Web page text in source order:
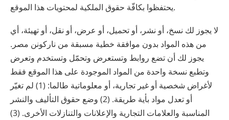
يحتفظوا بكافّة حقوق الملكية لمحتويات هذا الموقع.
لا يجوز لك نسخ، أو نشر، أو تحميل، أو عرض، أو نقل، أو تهيئة، أي
من هذه المواد بدون موافقة خطية مسبقة من ‫ناركونن‬ ‫مصر‬.
يجوز لك أن تضع روابط وتستعرض وتحمّل وتستخدم وتعرض
وتطبع نسخة واحدة من المواد الموجودة على هذا الموقع فقط
لأغراض شخصية أو غير تجارية، أو معلوماتية طالما: (1) لم تغيّر
أو تعدل مواد بأية طريقة. (2) وضع حقوق التأليف والنشر
المناسبة والعلامات التجارية والإعلانات والتنازلات الأخرى. (3)